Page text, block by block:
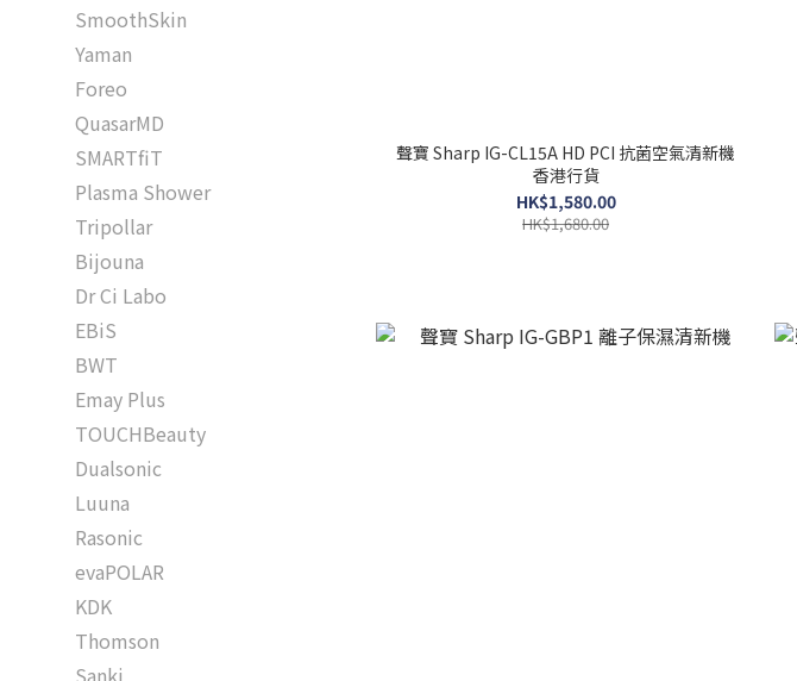
SmoothSkin
Yaman
Foreo
QuasarMD
SMARTfiT
Plasma Shower
Tripollar
Bijouna
Dr Ci Labo
EBiS
BWT
Emay Plus
TOUCHBeauty
Dualsonic
Luuna
Rasonic
evaPOLAR
KDK
Thomson
Sanki
聲寶 Sharp IG-CL15A HD PCI 抗菌空氣清新機
香港行貨
HK$1,580.00
HK$1,680.00